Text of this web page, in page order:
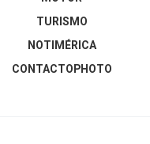
TURISMO
NOTIMÉRICA
CONTACTOPHOTO